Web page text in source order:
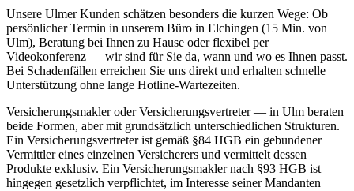
Unsere Ulmer Kunden schätzen besonders die kurzen Wege: Ob
persönlicher Termin in unserem Büro in Elchingen (15 Min. von
Ulm), Beratung bei Ihnen zu Hause oder flexibel per
Videokonferenz — wir sind für Sie da, wann und wo es Ihnen passt.
Bei Schadenfällen erreichen Sie uns direkt und erhalten schnelle
Unterstützung ohne lange Hotline-Wartezeiten.
Versicherungsmakler oder Versicherungsvertreter — in Ulm beraten
beide Formen, aber mit grundsätzlich unterschiedlichen Strukturen.
Ein Versicherungsvertreter ist gemäß §84 HGB ein gebundener
Vermittler eines einzelnen Versicherers und vermittelt dessen
Produkte exklusiv. Ein Versicherungsmakler nach §93 HGB ist
hingegen gesetzlich verpflichtet, im Interesse seiner Mandanten